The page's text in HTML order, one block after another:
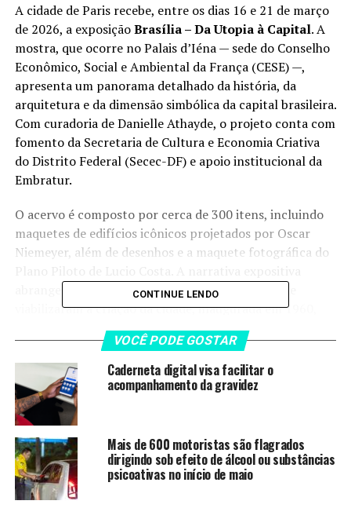
A cidade de Paris recebe, entre os dias 16 e 21 de março
de 2026, a exposiçãoBrasília – Da Utopia à Capital. A
mostra, que ocorre no Palais d’Iéna — sede do Conselho
Econômico, Social e Ambiental da França (CESE) —,
apresenta um panorama detalhado da história, da
arquitetura e da dimensão simbólica da capital brasileira.
Com curadoria de Danielle Athayde, o projeto conta com
fomento da Secretaria de Cultura e Economia Criativa
do Distrito Federal (Secec-DF) e apoio institucional da
Embratur.
O acervo é composto por cerca de 300 itens, incluindo
maquetes de edifícios icônicos projetados por Oscar
Niemeyer, além de desenhos e a maquete fotográfica do
abrange desde as ideias iniciais e personagens que
viabilizaram a criação da cidade, inaugurada em 1960,
até sua consolidação como um dos experimentos
urbanos mais relevantes do século XX. A seleção inclui
esculturas de artistas como Maria Martins e Alfredo
Ceschiatti, além de registros fotográficos de nomes
centrais do modernismo, como Marcel Gautherot e
Orlando Brito.
O secretário de Cultura e Economia Criativa do Distrito
Federal, Claudio Abrantes, ressaltou o valor da iniciativa
para a diplomacia cultural e a preservação da memória.
CONTINUE LENDO
VOCÊ PODE GOSTAR
Caderneta digital visa facilitar o
acompanhamento da gravidez
Mais de 600 motoristas são flagrados
dirigindo sob efeito de álcool ou substâncias
psicoativas no início de maio